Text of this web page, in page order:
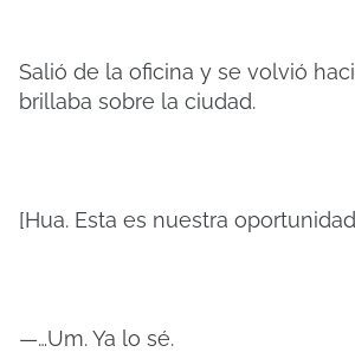
Salió de la oficina y se volvió
brillaba sobre la ciudad.
[Hua. Esta es nuestra
—…Um. Ya lo sé.